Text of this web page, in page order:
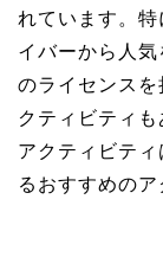
れています。
イバーから人
のライセンス
クティビティ
アクティビテ
るおすすめのア